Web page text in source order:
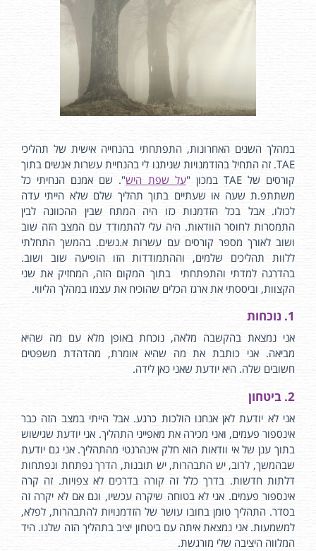
במהלך השנים האחרונות, התפתחתי בהנחייה אישית של תהליכי
TAE. זה התחיל בהזדמנויות שניתנו לי בהנחיית עשרות אנשים בתוך
קורסים של TAE במכון "
על שפת היש". שם אמנם הנחיתי כל
משתתפ.ת שעה או שעתיים בתוך תהליך שלם שלא הייתי עדה
לכולו. אבל בכל הזדמנות כזו היה המתח שבין ההכוונה לבין
התמסרות לחוסר הוודאות. היה עלי להתמודד עם המצב הזה שוב
ושוב לאורך מספר קורסים עם עשרות א.נשים. בהמשך התחלתי
ללוות תהליכים שלמים, וההתמודדות הזו הופיעה שוב ושוב.
בהדרגה למדתי והתפתחתי בתוך המקום הזה, המחזיק את שני
הקצוות, וביססתי את ארגז הכלים שהוכיח את עצמו במהלך הליווי.
1. נוכחות
אני נמצאת בהקשבה מלאה, נוכחת באופן מלא עם מה שהיא
מביאה. אני כותבת את מה שהיא אומרת, מהדהדת משפטים
חשובים שלה. היא יודעת שאני כאן לידה.
2. ביטחון
אני לא יודעת לאן אנחנו הולכות כרגע. אבל הייתי במצב הזה כבר
אינספור פעמים, ואני מכירה את מאפייני התהליך. אני יודעת שגישוש
בתוך ענן של אי וודאות הוא חלק אינהרנטי מהתהליך. אני גם יודעת
שבהמשך, לרוב, יש התבהרות, יש תובנות, הדרך נפתחת ונפתחות
דלתות חדשות. בדרך כלל זה קורה בדרכים לא צפויות. זה קרה
אינספור פעמים. אני לא בטוחה שיקרה עכשיו, וגם אם לא יקרה זה
בסדר. התהליך טומן בחובו עושר של הזדמנויות להתבהרות, לפלא,
למשמעות. אני נמצאת איתה עם ביטחון יציב בתהליך הזה שלנו. היד
המלווה היציבה שלי מורגשת.